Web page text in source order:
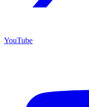
YouTube